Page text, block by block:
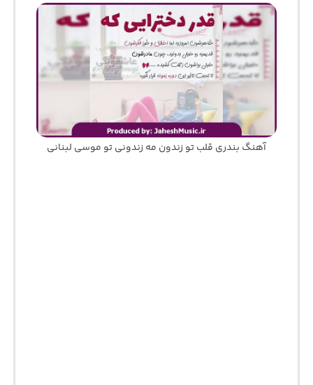
آهنگ بندری قلب تو زندون مه زندونی تو موسی لبنانی